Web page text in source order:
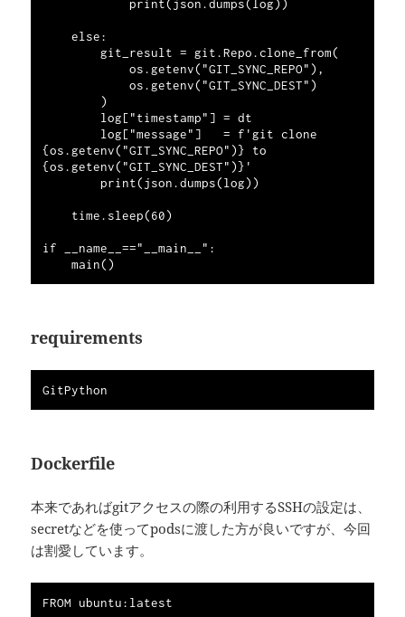
            print(json.dumps(log))
    else:
        git_result = git.Repo.clone_from(
            os.getenv("GIT_SYNC_REPO"),
            os.getenv("GIT_SYNC_DEST")
{os.getenv("GIT_SYNC_REPO")} to
{os.getenv("GIT_SYNC_DEST")}'
        print(json.dumps(log))
if __name__=="__main__":
requirements
Dockerfile
本来であればgitアクセスの際の利用するSSHの設定は、
secretなどを使ってpodsに渡した方が良いですが、今回
は割愛しています。
FROM ubuntu:latest